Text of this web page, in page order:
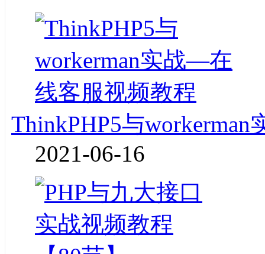
ThinkPHP5与
2021-06-16